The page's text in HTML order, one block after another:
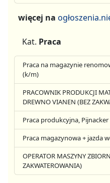
więcej na
Kat. Praca
Praca na magazynie
(k/m)
PRACOWNIK PRODUKCJI
DREWNO VIANEN (BEZ
Praca produkcyjna, Pijnacker
Praca magazynowa + jazda
OPERATOR MASZYNY
ZAKWATEROWANIA)